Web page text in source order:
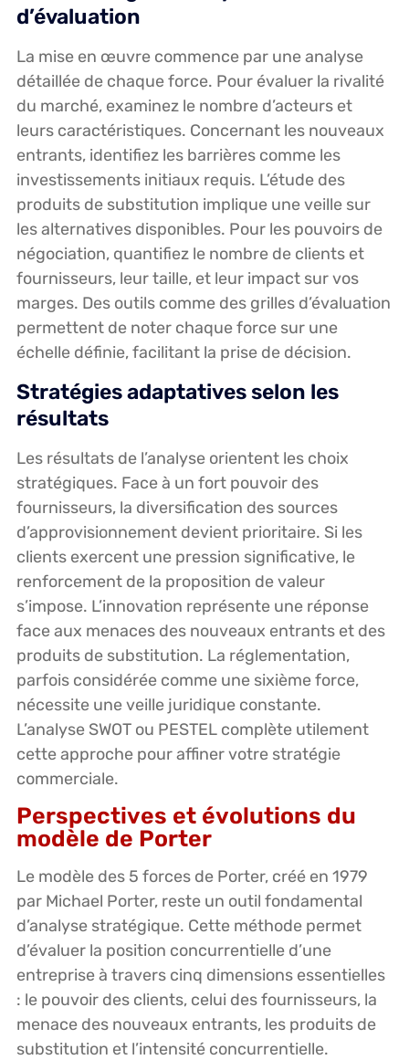
d’évaluation
La mise en œuvre commence par une analyse
détaillée de chaque force. Pour évaluer la rivalité
du marché, examinez le nombre d’acteurs et
leurs caractéristiques. Concernant les nouveaux
entrants, identifiez les barrières comme les
investissements initiaux requis. L’étude des
produits de substitution implique une veille sur
les alternatives disponibles. Pour les pouvoirs de
négociation, quantifiez le nombre de clients et
fournisseurs, leur taille, et leur impact sur vos
marges. Des outils comme des grilles d’évaluation
permettent de noter chaque force sur une
échelle définie, facilitant la prise de décision.
Stratégies adaptatives selon les
résultats
Les résultats de l’analyse orientent les choix
stratégiques. Face à un fort pouvoir des
fournisseurs, la diversification des sources
d’approvisionnement devient prioritaire. Si les
clients exercent une pression significative, le
renforcement de la proposition de valeur
s’impose. L’innovation représente une réponse
face aux menaces des nouveaux entrants et des
produits de substitution. La réglementation,
parfois considérée comme une sixième force,
nécessite une veille juridique constante.
L’analyse SWOT ou PESTEL complète utilement
cette approche pour affiner votre stratégie
commerciale.
Perspectives et évolutions du
modèle de Porter
Le modèle des 5 forces de Porter, créé en 1979
par Michael Porter, reste un outil fondamental
d’analyse stratégique. Cette méthode permet
d’évaluer la position concurrentielle d’une
entreprise à travers cinq dimensions essentielles
: le pouvoir des clients, celui des fournisseurs, la
menace des nouveaux entrants, les produits de
substitution et l’intensité concurrentielle.